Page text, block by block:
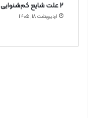
۲ علت شایع‌ کم‌شنوایی
اردیبهشت ۱۸, ۱۴۰۵